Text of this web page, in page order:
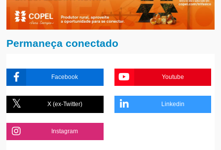
Permaneça conectado
Facebook Youtube
X (ex-Twitter) Linkedin
Instagram